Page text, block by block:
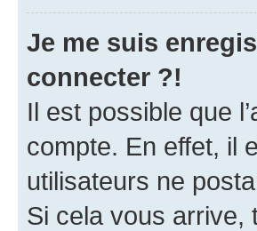
Je me suis
connecter ?!
Il est possible que
compte. En effet, il
utilisateurs ne
Si cela vous arrive,